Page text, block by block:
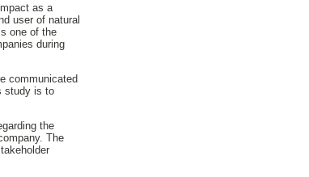
as a
user of natural
one of the
during
communicated
study is to
the
The